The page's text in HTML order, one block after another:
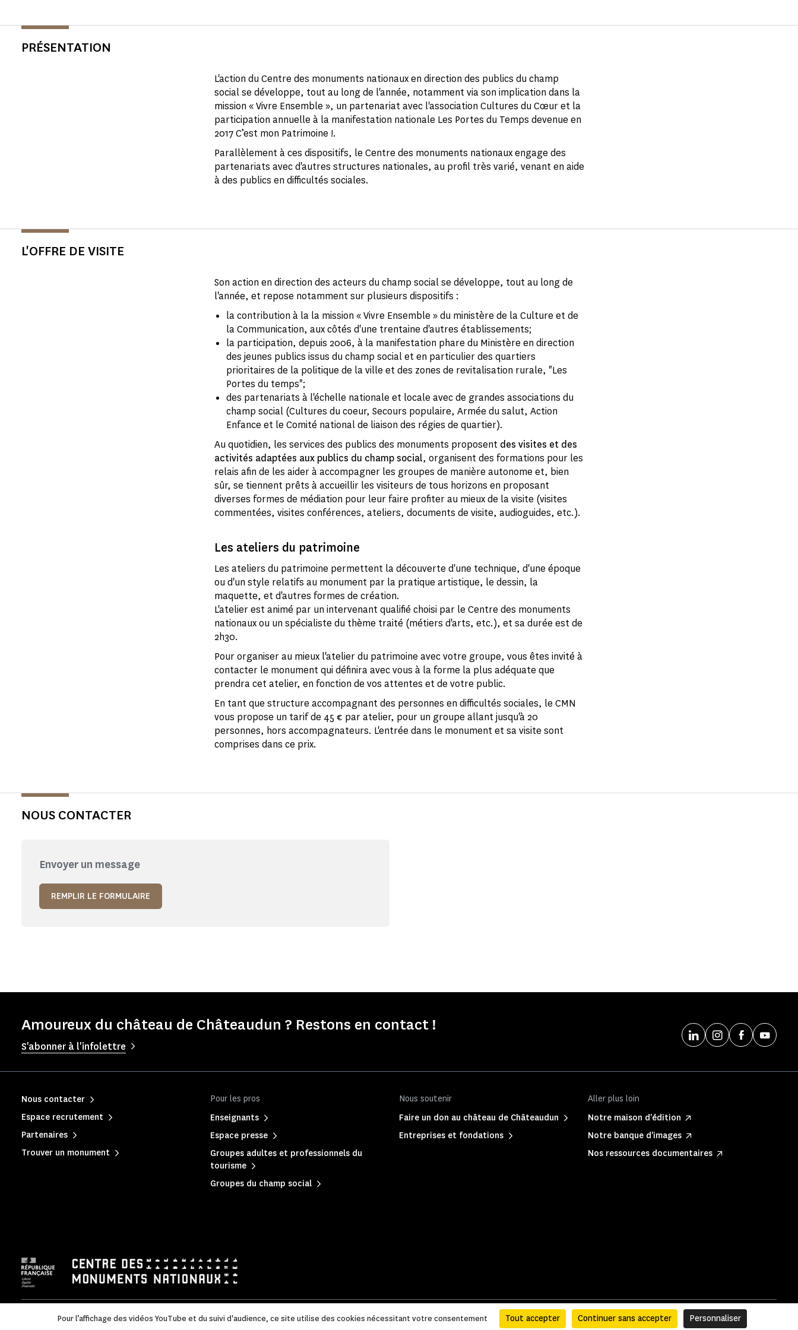
PRÉSENTATION
L'action du Centre des monuments nationaux en direction des publics du champ
social se développe, tout au long de l'année, notamment via son implication dans la
mission « Vivre Ensemble », un partenariat avec l'association Cultures du Cœur et la
participation annuelle à la manifestation nationale Les Portes du Temps devenue en
2017 C’est mon Patrimoine !.
Parallèlement à ces dispositifs, le Centre des monuments nationaux engage des
partenariats avec d'autres structures nationales, au profil très varié, venant en aide
à des publics en difficultés sociales.
L'OFFRE DE VISITE
Son action en direction des acteurs du champ social se développe, tout au long de
l'année, et repose notamment sur plusieurs dispositifs :
la contribution à la la mission « Vivre Ensemble » du ministère de la Culture et de
la Communication, aux côtés d'une trentaine d'autres établissements;
la participation, depuis 2006, à la manifestation phare du Ministère en direction
des jeunes publics issus du champ social et en particulier des quartiers
prioritaires de la politique de la ville et des zones de revitalisation rurale, "Les
Portes du temps";
des partenariats à l'échelle nationale et locale avec de grandes associations du
champ social (Cultures du coeur, Secours populaire, Armée du salut, Action
Enfance et le Comité national de liaison des régies de quartier).
Au quotidien, les services des publics des monuments proposent des visites et des
activités adaptées aux publics du champ social, organisent des formations pour les
relais afin de les aider à accompagner les groupes de manière autonome et, bien
sûr, se tiennent prêts à accueillir les visiteurs de tous horizons en proposant
diverses formes de médiation pour leur faire profiter au mieux de la visite (visites
commentées, visites conférences, ateliers, documents de visite, audioguides, etc.).
Les ateliers du patrimoine
Les ateliers du patrimoine permettent la découverte d'une technique, d'une époque
ou d'un style relatifs au monument par la pratique artistique, le dessin, la
maquette, et d'autres formes de création.
L'atelier est animé par un intervenant qualifié choisi par le Centre des monuments
nationaux ou un spécialiste du thème traité (métiers d'arts, etc.), et sa durée est de
2h30.
Pour organiser au mieux l'atelier du patrimoine avec votre groupe, vous êtes invité à
contacter le monument qui définira avec vous à la forme la plus adéquate que
prendra cet atelier, en fonction de vos attentes et de votre public.
En tant que structure accompagnant des personnes en difficultés sociales, le CMN
vous propose un tarif de 45 € par atelier, pour un groupe allant jusqu'à 20
personnes, hors accompagnateurs. L'entrée dans le monument et sa visite sont
comprises dans ce prix.
NOUS CONTACTER
Envoyer un message
REMPLIR LE FORMULAIRE
Amoureux du château de Châteaudun ? Restons en contact !
S'abonner à l'infolettre
Pour les pros
Enseignants
Espace presse
Groupes adultes et professionnels du
tourisme
Groupes du champ social
Nous soutenir
Faire un don au château de Châteaudun
Entreprises et fondations
Aller plus loin
Notre maison d'édition
Notre banque d'images
Nos ressources documentaires
Nous contacter
Espace recrutement
Partenaires
Trouver un monument
Mentions légales | Politique de confidentialité | Informations légales et administratives | Plan du site
Pour l’affichage des vidéos YouTube et du suivi d'audience, ce site utilise des cookies nécessitant votre consentement Tout accepter Continuer sans accepter Personnaliser